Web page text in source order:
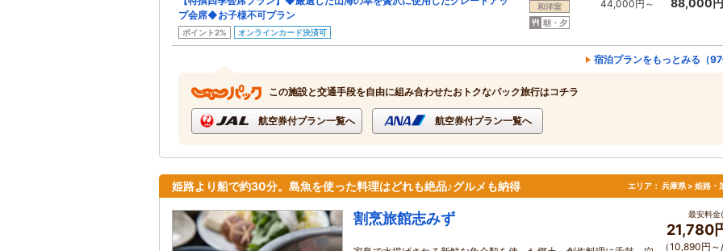
プ会席◆お子様不可プラン
ポイント2% オンラインカード決済可
和洋室
朝・夕
44,000円～ 88,000
宿泊プランをもっとみる（97
この施設と交通手段を自由に組み合わせたおトクなパック旅行はコチラ
航空券付プラン一覧へ 航空券付プラン一覧へ
姫路より船で約30分。島魚を使った料理はどれも絶品♪グルメも納得 エリア： 兵庫県 > 姫路・
割烹旅館志みず 最安料金
21,780
（10,890円～/